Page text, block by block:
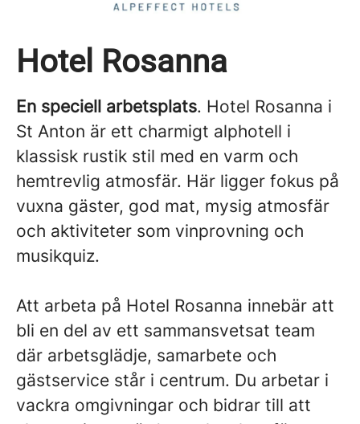
Hotel Rosanna
En speciell arbetsplats. Hotel Rosanna i
St Anton är ett charmigt alphotell i
klassisk rustik stil med en varm och
hemtrevlig atmosfär. Här ligger fokus på
vuxna gäster, god mat, mysig atmosfär
och aktiviteter som vinprovning och
musikquiz.
Att arbeta på Hotel Rosanna innebär att
bli en del av ett sammansvetsat team
där arbetsglädje, samarbete och
gästservice står i centrum. Du arbetar i
vackra omgivningar och bidrar till att